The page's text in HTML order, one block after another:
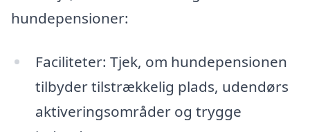
hundepensioner:
Faciliteter: Tjek, om hundepensionen
tilbyder tilstrækkelig plads, udendørs
aktiveringsområder og trygge